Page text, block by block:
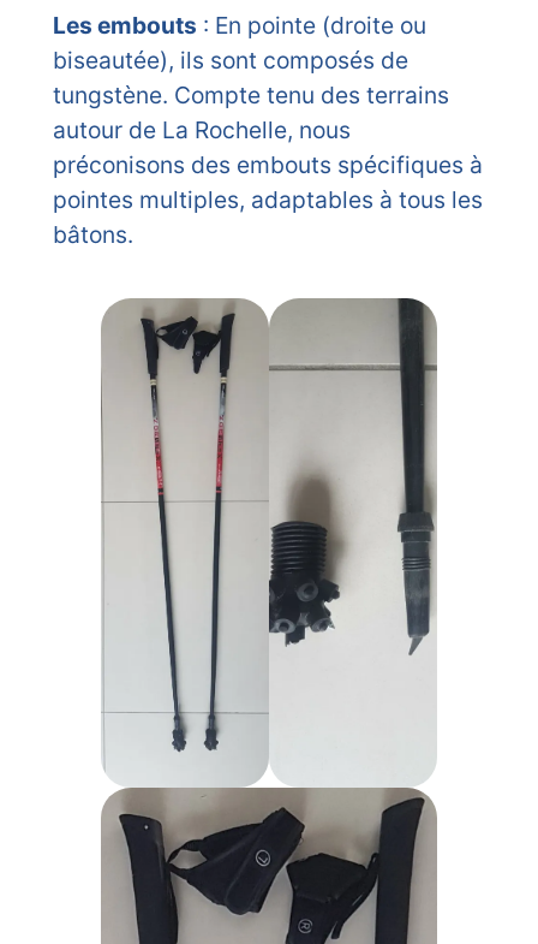
Les embouts : En pointe (droite ou
biseautée), ils sont composés de
tungstène. Compte tenu des terrains
autour de La Rochelle, nous
préconisons des embouts spécifiques à
pointes multiples, adaptables à tous les
bâtons.